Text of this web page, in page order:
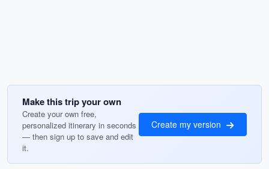
Make this trip your own
Create your own free,
personalized itinerary in seconds
— then sign up to save and edit
it.
Create my version